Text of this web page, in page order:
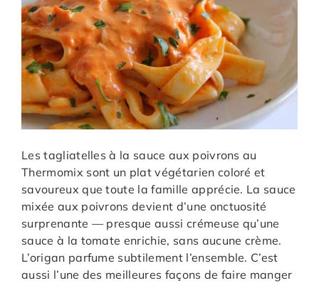
Les tagliatelles à la sauce aux poivrons au
Thermomix sont un plat végétarien coloré et
savoureux que toute la famille apprécie. La sauce
mixée aux poivrons devient d’une onctuosité
surprenante — presque aussi crémeuse qu’une
sauce à la tomate enrichie, sans aucune crème.
L’origan parfume subtilement l’ensemble. C’est
aussi l’une des meilleures façons de faire manger